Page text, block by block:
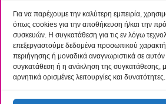
Για να παρέχουμε την καλύτερη εμπειρία,
όπως cookies για την αποθήκευση ή/και την
συσκευών. Η συγκατάθεση για τις εν λόγω
επεξεργαστούμε δεδομένα προσωπικού
περιήγησης ή μοναδικά αναγνωριστικά σε
συγκατάθεση ή η ανάκληση της συγκατάθεσης,
αρνητικά ορισμένες λειτουργίες και δυνατότητες.
Βιβλιοθήκη
Συχνές Ερωτήσεις